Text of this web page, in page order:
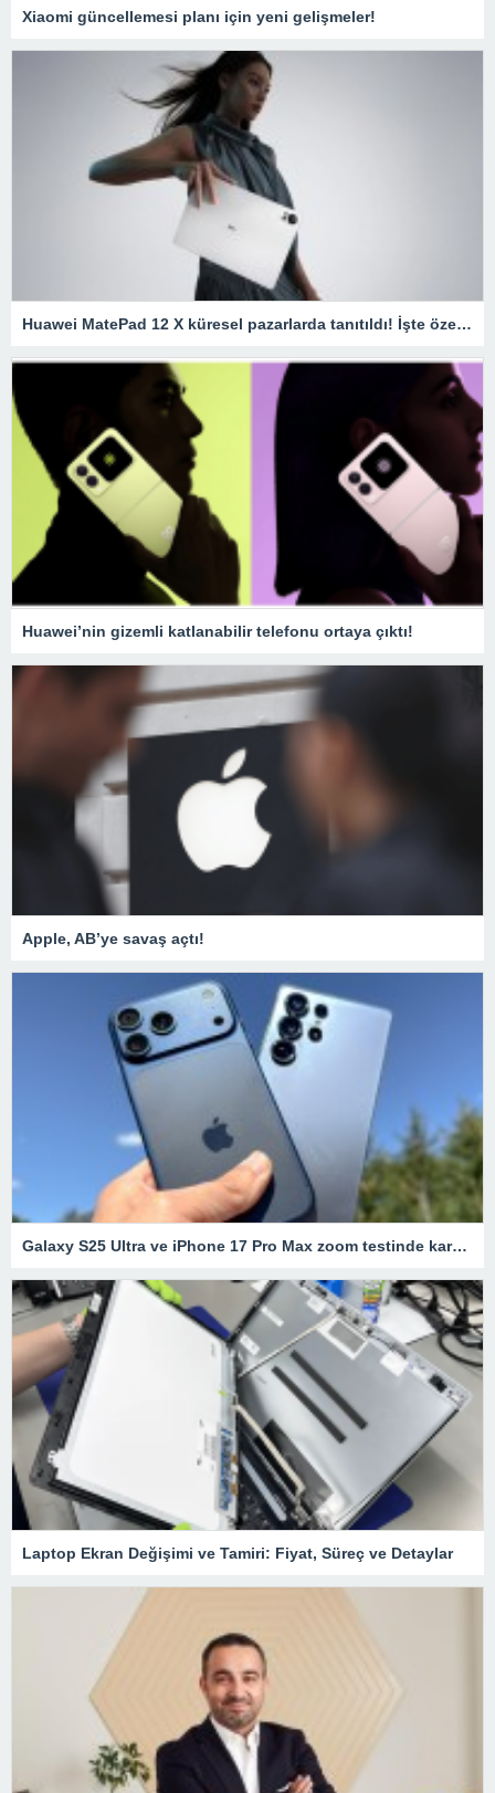
Xiaomi güncellemesi planı için yeni gelişmeler!
Huawei MatePad 12 X küresel pazarlarda tanıtıldı! İşte özellikleri
Huawei’nin gizemli katlanabilir telefonu ortaya çıktı!
Apple, AB’ye savaş açtı!
Galaxy S25 Ultra ve iPhone 17 Pro Max zoom testinde karşı karşıya
Laptop Ekran Değişimi ve Tamiri: Fiyat, Süreç ve Detaylar